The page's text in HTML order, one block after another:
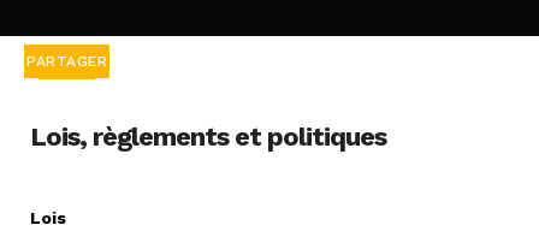
PARTAGER
Lois, règlements et politiques
Lois